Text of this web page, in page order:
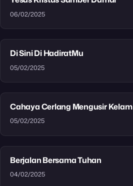
06/02/2025
Di Sini Di HadiratMu
05/02/2025
Cahaya Cerlang Mengusir Kelam
05/02/2025
Berjalan Bersama Tuhan
04/02/2025